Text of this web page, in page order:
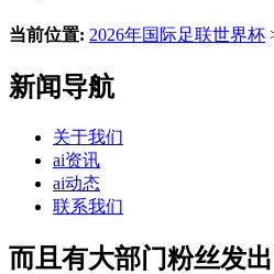
当前位置: 2026年国际足联世界杯
新闻导航
关于我们
ai资讯
ai动态
联系我们
而且有大部门粉丝发